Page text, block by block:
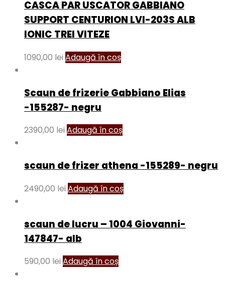
CASCA PAR USCATOR GABBIANO
SUPPORT CENTURION LVI-203S ALB
IONIC TREI VITEZE
1090,00 lei Adaugă în coș
Scaun de frizerie Gabbiano Elias
-155287- negru
2390,00 lei Adaugă în coș
scaun de frizer athena -155289- negru
2490,00 lei Adaugă în coș
scaun de lucru – 1004 Giovanni-
147847- alb
590,00 lei Adaugă în coș